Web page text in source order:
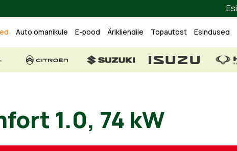
Auto omanikule E-pood Ärikliendile Topautost Esindused
1.0, 74 kW